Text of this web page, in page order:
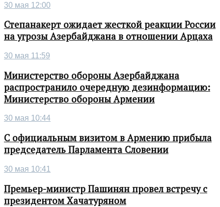
30 мая 12:00
Степанакерт ожидает жесткой реакции России
на угрозы Азербайджана в отношении Арцаха
30 мая 11:59
Министерство обороны Азербайджана
распространило очередную дезинформацию:
Министерство обороны Армении
30 мая 10:44
С официальным визитом в Армению прибыла
председатель Парламента Словении
30 мая 10:41
Премьер-министр Пашинян провел встречу с
президентом Хачатуряном